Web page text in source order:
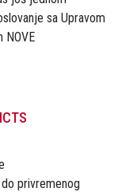
sa Upravom
NOVE
privremenog